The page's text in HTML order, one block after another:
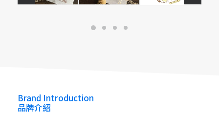
Brand Introduction
品牌介紹